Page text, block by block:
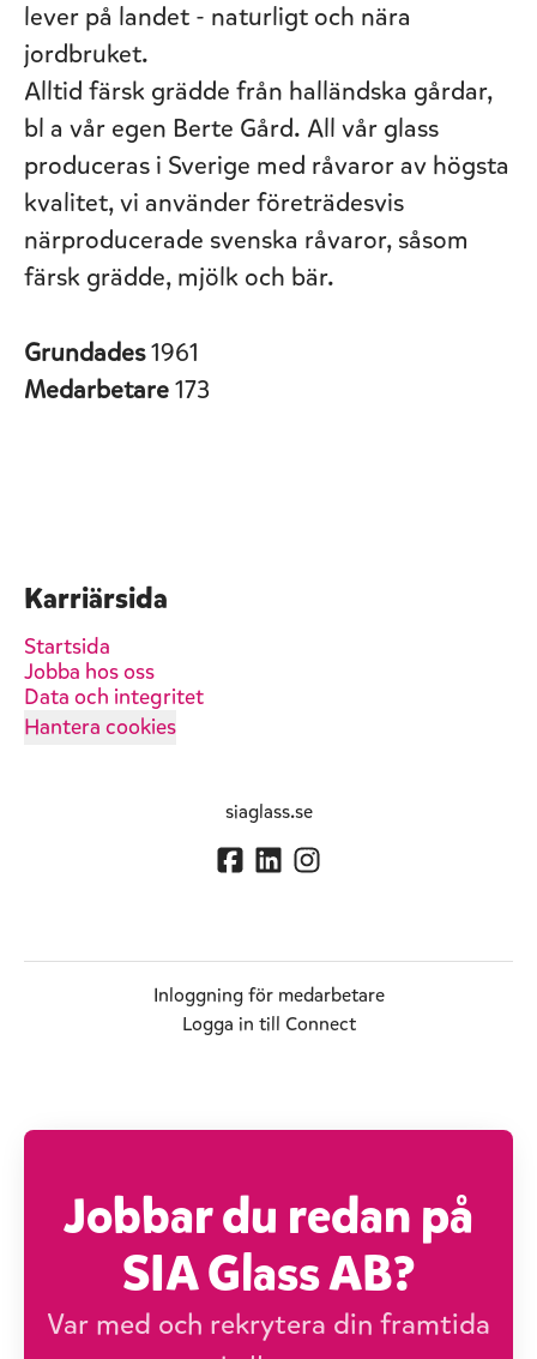
lever på landet - naturligt och nära
jordbruket.
Alltid färsk grädde från halländska gårdar,
bl a vår egen Berte Gård. All vår glass
produceras i Sverige med råvaror av högsta
kvalitet, vi använder företrädesvis
närproducerade svenska råvaror, såsom
färsk grädde, mjölk och bär.
Grundades1961
Medarbetare173
Karriärsida
Startsida
Jobba hos oss
Data och integritet
Hantera cookies
siaglass.se
Inloggning för medarbetare
Logga in till Connect
Jobbar du redan på
SIA Glass AB?
Var med och rekrytera din framtida